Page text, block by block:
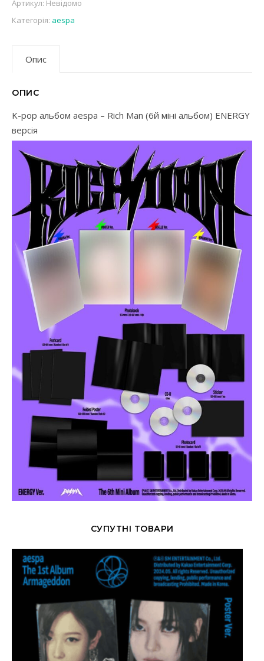
Артикул: Невідомо
Категорія: aespa
Опис
ОПИС
K-pop альбом aespa – Rich Man (6й міні альбом) ENERGY
версія
СУПУТНІ ТОВАРИ